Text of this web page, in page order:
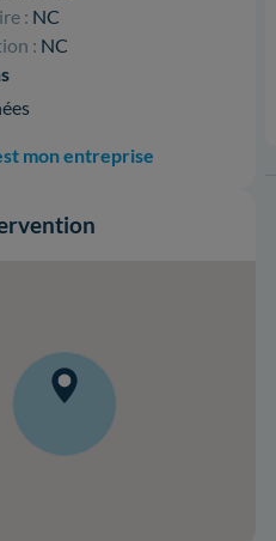
: NC
: NC
mon entreprise